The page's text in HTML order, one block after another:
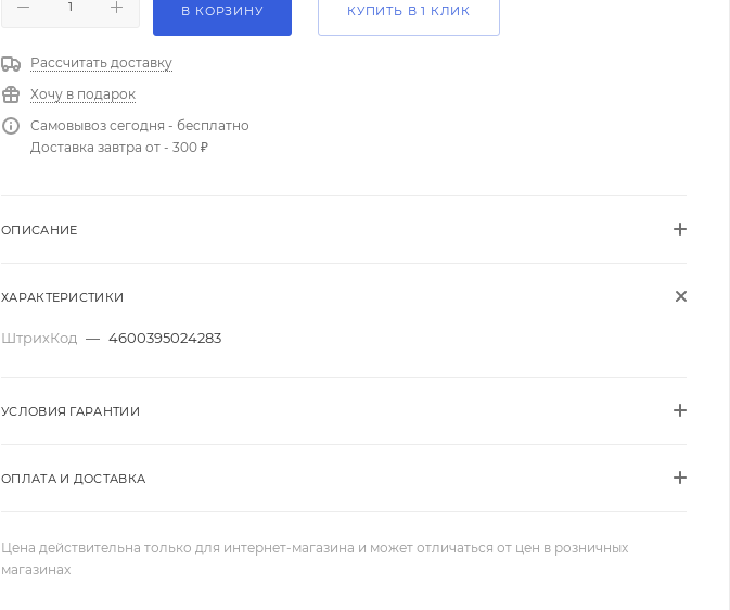
В КОРЗИНУ КУПИТЬ В 1 КЛИК
Рассчитать доставку
Хочу в подарок
Самовывоз сегодня - бесплатно
Доставка завтра от - 300 ₽
ОПИСАНИЕ
ХАРАКТЕРИСТИКИ
ШтрихКод — 4600395024283
УСЛОВИЯ ГАРАНТИИ
ОПЛАТА И ДОСТАВКА
Цена действительна только для интернет-магазина и может отличаться от цен в розничных
магазинах